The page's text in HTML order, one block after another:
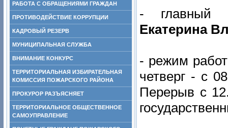
РАБОТА С ОБРАЩЕНИЯМИ ГРАЖДАН
ПРОТИВОДЕЙСТВИЕ КОРРУПЦИИ
КАДРОВЫЙ РЕЗЕРВ
МУНИЦИПАЛЬНАЯ СЛУЖБА
ВНИМАНИЕ КОНКУРС
ТЕРРИТОРИАЛЬНАЯ ИЗБИРАТЕЛЬНАЯ
КОМИССИЯ ПОЖАРСКОГО РАЙОНА
ПРОКУРОР РАЗЪЯСНЯЕТ
ТЕРРИТОРИАЛЬНОЕ ОБЩЕСТВЕННОЕ
САМОУПРАВЛЕНИЕ
- главный
Екатерина
- режим
четверг - с
Перерыв с